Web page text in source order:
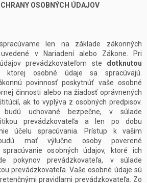
OSOBNÝCH ÚDAJOV
len na základe zákonných
v Nariadení alebo Zákone. Pri
prevádzkovateľom ste dotknutou
osobné údaje sa spracúvajú.
povinnosť poskytnúť vaše osobné
činnosti alebo na žiadosť oprávnených
ak to vyplýva z osobných predpisov.
uchované bezpečne, v súlade
prevádzkovateľa a len po dobu
účelu spracúvania. Prístup k vašim
mať výlučne osoby poverené
osobných údajov, ktoré ich
pokynov prevádzkovateľa, v súlade
prevádzkovateľa. Vaše osobné údaje sú
pravidlami prevádzkovateľa. Zo